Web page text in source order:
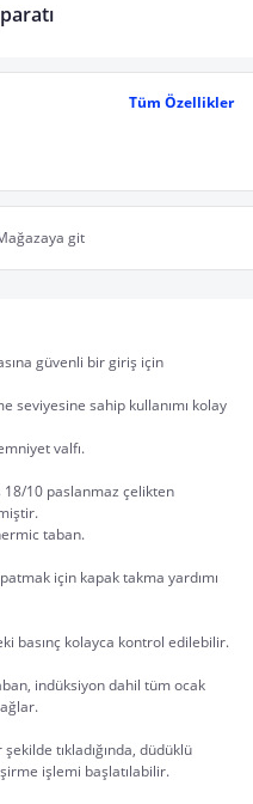
Tüm Özellikler
git
güvenli bir giriş için
seviyesine sahip kullanımı kolay
valfı.
10 paslanmaz çelikten
taban.
için kapak takma yardımı
basınç kolayca kontrol edilebilir.
indüksiyon dahil tüm ocak
tıkladığında, düdüklü
işlemi başlatılabilir.